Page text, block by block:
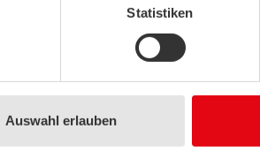
Statistiken
Auswahl erlauben